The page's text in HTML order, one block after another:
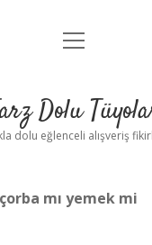
Anasayfa
Yasal Uyarı
menüyü
Dolu
dolu eğlenceli alışveriş
mı yemek mi